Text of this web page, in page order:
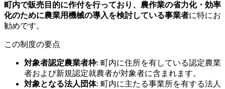
町内で販売目的に作付を行っており、農作業の省力化・効率
化のために農業用機械の導入を検討している事業者に特にお
勧めです。
この制度の要点
対象者認定農業者枠: 町内に住所を有している認定農業
者および新規認定就農者が対象者に含まれます。
対象となる法人団体: 町内に主たる事業所を有する法人